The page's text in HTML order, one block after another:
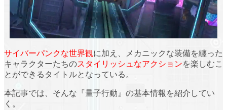
サイバーパンクな世界観に加え、メカニックな装備を纏った
キャラクターたちのスタイリッシュなアクションを楽しむこ
とができるタイトルとなっている。
本記事では、そんな『量子行動』の基本情報を紹介してい
く。